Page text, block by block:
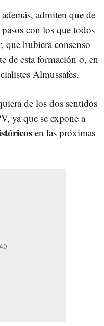
admiten que de
con los que todos
que hubiera consenso
de esta formación o, en
Almussafes.
de los dos sentidos
ya que se expone a
en las próximas